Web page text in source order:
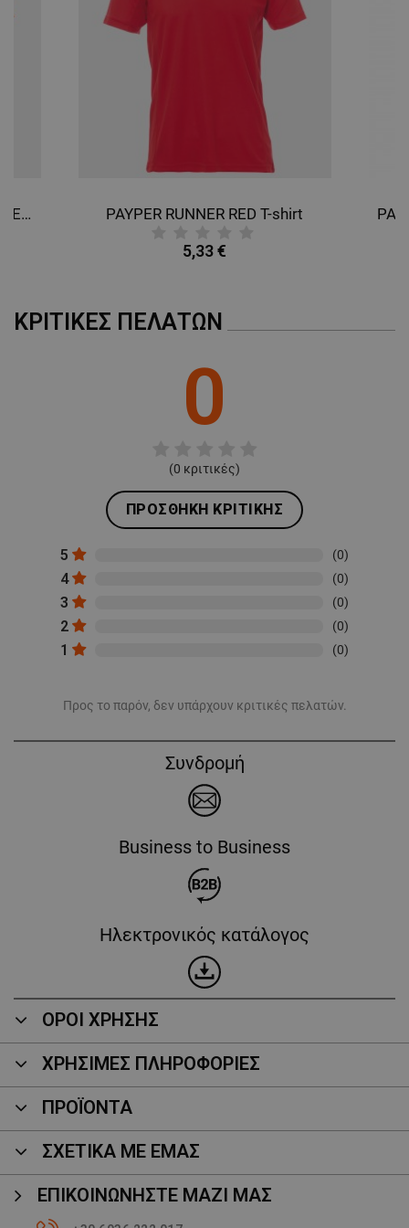
PAYPER RUNNER FLUO ORANGE T-shirt PAYPER RUNNER RED T-shirt
5,33 €
ΚΡΙΤΙΚΈΣ ΠΕΛΑΤΏΝ
0
(0 κριτικές)
ΠΡΟΣΘΉΚΗ ΚΡΙΤΙΚΉΣ
5 (0)
4 (0)
3 (0)
2 (0)
1 (0)
Προς το παρόν, δεν υπάρχουν κριτικές πελατών.
Συνδρομή
Business to Business
Ηλεκτρονικός κατάλογος
ΟΡΟΙ ΧΡΗΣΗΣ
ΧΡΗΣΙΜΕΣ ΠΛΗΡΟΦΟΡΙΕΣ
ΠΡΟΪΌΝΤΑ
ΣΧΕΤΙΚΑ ΜΕ ΕΜΑΣ
ΕΠΙΚΟΙΝΩΝΉΣΤΕ ΜΑΖΊ ΜΑΣ